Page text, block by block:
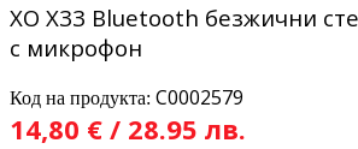
XO X33 Bluetooth безжични
с микрофон
Код на продукта: C0002579
14,80 € / 28.95 лв.